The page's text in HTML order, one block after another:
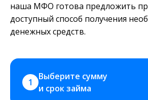
наша МФО готова предложить
доступный способ получения
денежных средств.
1
Выберите сумму
и срок займа